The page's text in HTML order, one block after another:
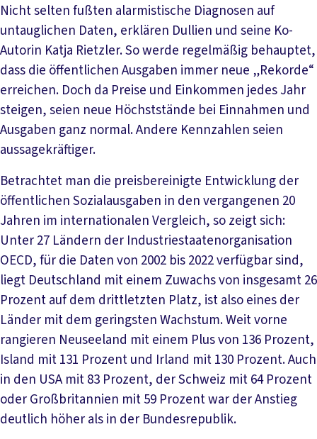
Nicht selten fußten alarmistische Diagnosen auf
untauglichen Daten, erklären Dullien und seine Ko-
Autorin Katja Rietzler. So werde regelmäßig behauptet,
dass die öffentlichen Ausgaben immer neue „Rekorde“
erreichen. Doch da Preise und Einkommen jedes Jahr
steigen, seien neue Höchststände bei Einnahmen und
Ausgaben ganz normal. Andere Kennzahlen seien
aussagekräftiger.
Betrachtet man die preisbereinigte Entwicklung der
öffentlichen Sozialausgaben in den vergangenen 20
Jahren im internationalen Vergleich, so zeigt sich:
Unter 27 Ländern der Industriestaatenorganisation
OECD, für die Daten von 2002 bis 2022 verfügbar sind,
liegt Deutschland mit einem Zuwachs von insgesamt 26
Prozent auf dem drittletzten Platz, ist also eines der
Länder mit dem geringsten Wachstum. Weit vorne
rangieren Neuseeland mit einem Plus von 136 Prozent,
Island mit 131 Prozent und Irland mit 130 Prozent. Auch
in den USA mit 83 Prozent, der Schweiz mit 64 Prozent
oder Großbritannien mit 59 Prozent war der Anstieg
deutlich höher als in der Bundesrepublik.